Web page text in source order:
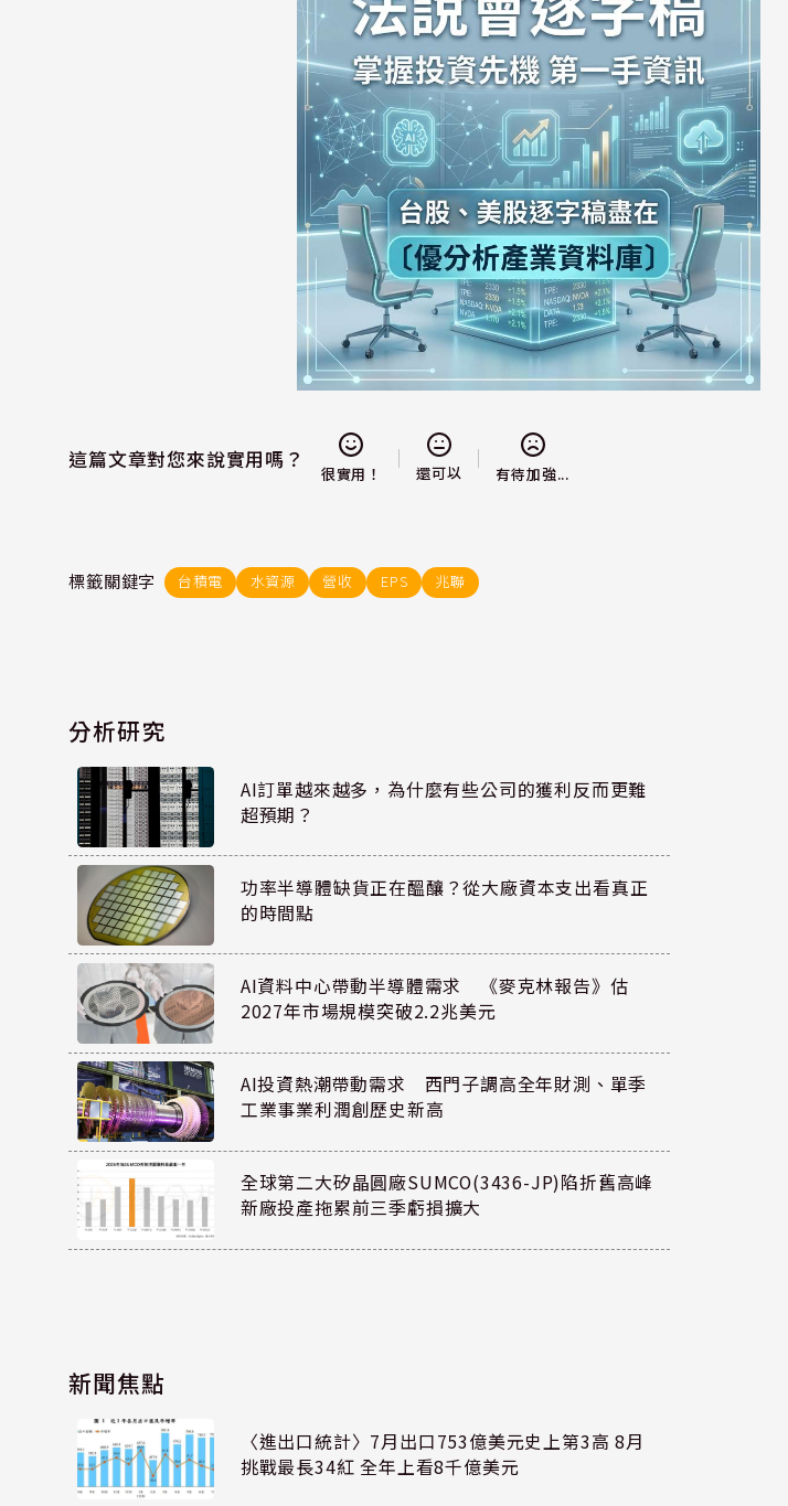
這篇文章對您來說實用嗎？
很實用！ 還可以 有待加強...
標籤關鍵字 台積電 水資源 營收 EPS 兆聯
分析研究
AI訂單越來越多，為什麼有些公司的獲利反而更難
超預期？
功率半導體缺貨正在醞釀？從大廠資本支出看真正
的時間點
AI資料中心帶動半導體需求 《麥克林報告》估
2027年市場規模突破2.2兆美元
AI投資熱潮帶動需求 西門子調高全年財測、單季
工業事業利潤創歷史新高
全球第二大矽晶圓廠SUMCO(3436-JP)陷折舊高峰
新廠投產拖累前三季虧損擴大
新聞焦點
〈進出口統計〉7月出口753億美元史上第3高 8月
挑戰最長34紅 全年上看8千億美元